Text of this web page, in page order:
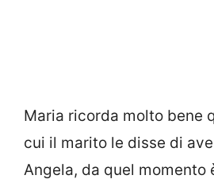
Maria ricorda molto bene
cui il marito le disse di
Angela, da quel momento